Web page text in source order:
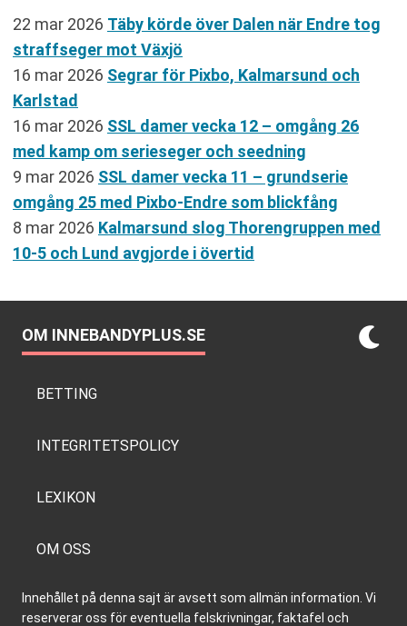
22 mar 2026 Täby körde över Dalen när Endre tog
straffseger mot Växjö
16 mar 2026 Segrar för Pixbo, Kalmarsund och
Karlstad
16 mar 2026 SSL damer vecka 12 – omgång 26
med kamp om serieseger och seedning
9 mar 2026 SSL damer vecka 11 – grundserie
omgång 25 med Pixbo-Endre som blickfång
8 mar 2026 Kalmarsund slog Thorengruppen med
10-5 och Lund avgjorde i övertid
OM INNEBANDYPLUS.SE
BETTING
INTEGRITETSPOLICY
LEXIKON
OM OSS
Innehållet på denna sajt är avsett som allmän information. Vi
reserverar oss för eventuella felskrivningar, faktafel och